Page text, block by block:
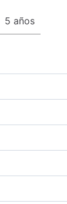
5 años